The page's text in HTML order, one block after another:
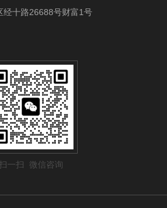
经十路26688号财富1号
一扫 微信咨询